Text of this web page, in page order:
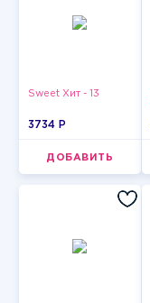
Sweet Хит - 13
3734 P
ДОБАВИТЬ